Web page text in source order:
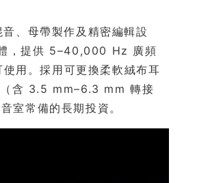
、母帶製作及精密編輯設
，提供 5–40,000 Hz 廣頻
用。採用可更換柔軟絨布耳
含 3.5 mm–6.3 mm 轉接
室常備的長期投資。